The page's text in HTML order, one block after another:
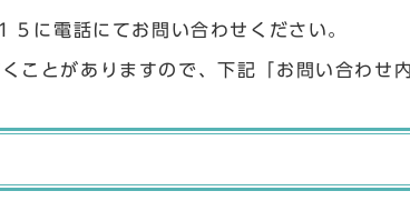
に電話にてお問い合わせください。
ことがありますので、下記「お問い合わせ